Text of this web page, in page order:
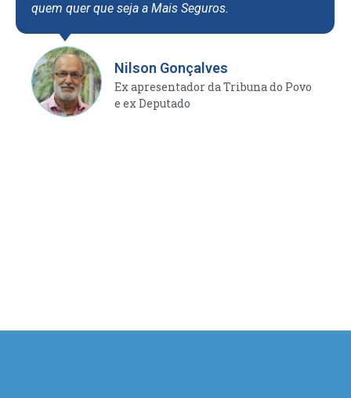
quem quer que seja a Mais Seguros.
Nilson Gonçalves
Ex apresentador da Tribuna do Povo
e ex Deputado